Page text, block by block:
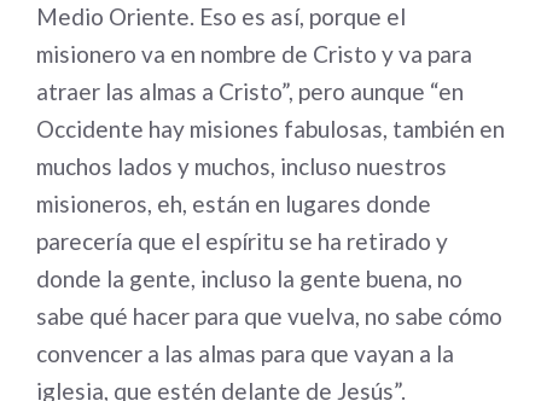
Medio Oriente. Eso es así, porque el
misionero va en nombre de Cristo y va para
atraer las almas a Cristo”, pero aunque “en
Occidente hay misiones fabulosas, también en
muchos lados y muchos, incluso nuestros
misioneros, eh, están en lugares donde
parecería que el espíritu se ha retirado y
donde la gente, incluso la gente buena, no
sabe qué hacer para que vuelva, no sabe cómo
convencer a las almas para que vayan a la
iglesia, que estén delante de Jesús”.